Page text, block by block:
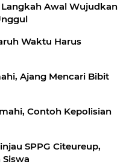
Awal Wujudkan
Waktu Harus
Ajang Mencari Bibit
Contoh Kepolisian
SPPG Citeureup,